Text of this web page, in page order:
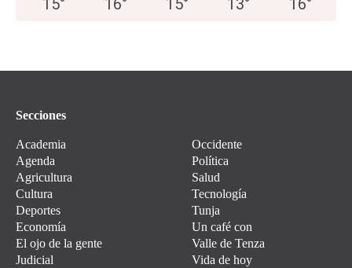
Secciones
Academia
Agenda
Agricultura
Cultura
Deportes
Economía
El ojo de la gente
Judicial
Occidente
Política
Salud
Tecnología
Tunja
Un café con
Valle de Tenza
Vida de hoy